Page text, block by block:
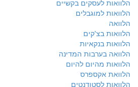
הלוואות לעסקים בקשיים
הלוואות למוגבלים
הלוואה
הלוואות בצ'קים
הלוואות בנקאיות
הלוואה בערבות המדינה
הלוואות מהיום להיום
הלוואת אקספרס
הלוואות לסטודנטים